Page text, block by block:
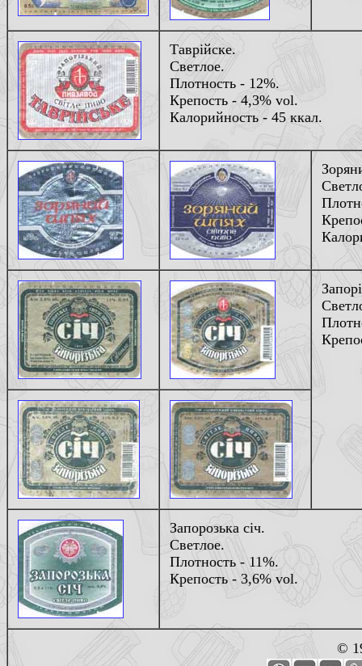
Таврiйске.
Светлое.
Плотность - 12%.
Крепость - 4,3% vol.
Калорийность - 45 ккал.
Запорозька сiч.
Светлое.
Плотность - 11%.
Крепость - 3,6% vol.
©